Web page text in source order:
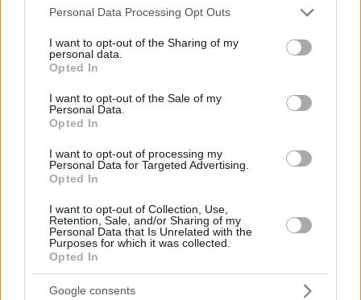
Please note that this website/app uses one or more Google
not limited to your visit or usage behaviour. You may click to
grant or deny consent to Google and its third-party tags to
use your data for below specified purposes in below Google
consent section.
Personal Data Processing Opt Outs
I want to opt-out of the Sharing of my
personal data.
Opted In
I want to opt-out of the Sale of my
Personal Data.
Opted In
I want to opt-out of processing my
Personal Data for Targeted Advertising.
Opted In
I want to opt-out of Collection, Use,
Retention, Sale, and/or Sharing of my
Personal Data that Is Unrelated with the
Purposes for which it was collected.
Opted In
Google consents
Σύμφωνα με δημοσίευμα του The Athletic’s
οι άνθρωποι
της διοίκησης τωνΚαβς επισημαίνουν ότι καλούν τον
Uncle Drew” στο τηλέφωνο από την ημέρα που ζήτησε
Φαίνεται ότι ο χαρισματικός πλέιμεικερ θέλει να κάνει
να αποχωρήσει για άλλες… πολιτείες.
διαμηνύσει πως επιθυμεί να γίνει ανταλλαγή σε μία ομάδα
εκ των:Σπερς, Χιτ,ΝικςκαιΤίμπεργουλβς
Το μόνο σίγουρο είναι ότι το σήριαλ για το μέλλον του
Ίρβινγκ συνεχίζεται και δεν αναμένεται να ολοκληρωθεί